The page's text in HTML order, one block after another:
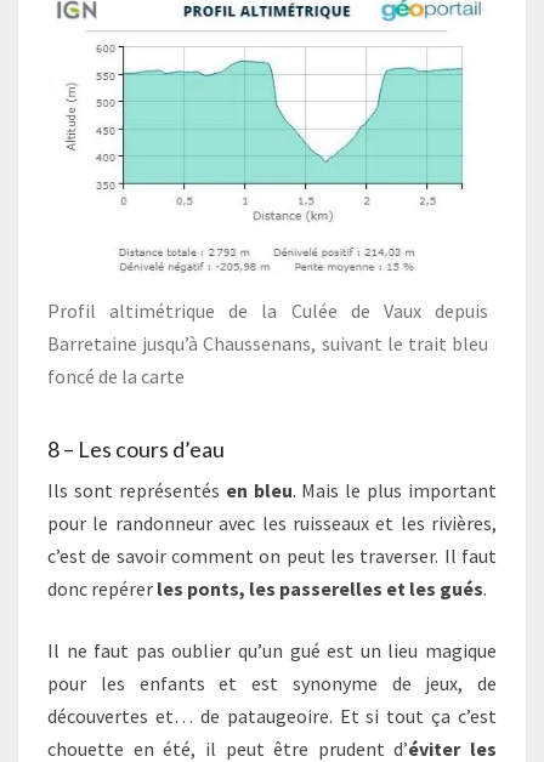
Profil altimétrique de la Culée de Vaux depuis
Barretaine jusqu’à Chaussenans, suivant le trait bleu
foncé de la carte
8 – Les cours d’eau
Ils sont représentés en bleu. Mais le plus important
pour le randonneur avec les ruisseaux et les rivières,
c’est de savoir comment on peut les traverser. Il faut
donc repérer les ponts, les passerelles et les gués.
Il ne faut pas oublier qu’un gué est un lieu magique
pour les enfants et est synonyme de jeux, de
découvertes et… de pataugeoire. Et si tout ça c’est
chouette en été, il peut être prudent d’éviter les